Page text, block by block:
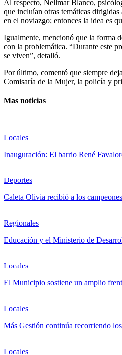
Al respecto, Nellmar Blanco,
que incluían otras temáticas
en el noviazgo; entonces la idea es
Igualmente, mencionó que la forma
con la problemática. “Durante este
se viven”, detalló.
Por último, comentó que siempre
Comisaría de la Mujer, la policía y
Mas noticias
Locales
Inauguración: El barrio René
Deportes
Caleta Olivia recibió a los
Regionales
Educación y el Ministerio de
Locales
El Municipio sostiene un amplio
Locales
Más Gestión continúa recorriendo
Locales